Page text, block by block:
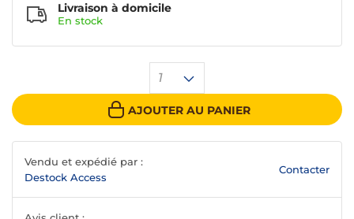
1
AJOUTER AU PANIER
Livraison à domicile
En stock
Vendu et expédié par :
Destock Access
Contacter